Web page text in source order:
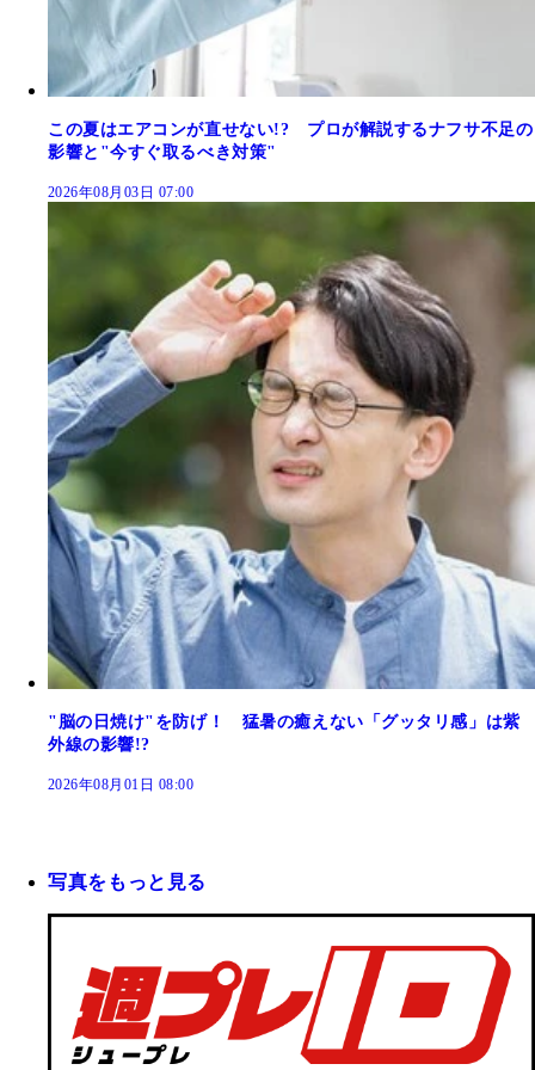
この夏はエアコンが直せない!? プロが解説するナフサ不足の
影響と"今すぐ取るべき対策"
2026年08月03日 07:00
"脳の日焼け"を防げ！ 猛暑の癒えない「グッタリ感」は紫
外線の影響!?
2026年08月01日 08:00
写真をもっと見る